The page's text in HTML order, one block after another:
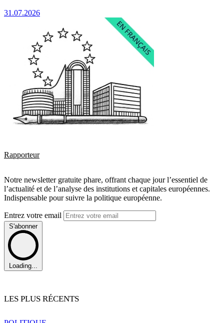
31.07.2026
Rapporteur
Notre newsletter gratuite phare, offrant chaque jour l’essentiel de
l’actualité et de l’analyse des institutions et capitales européennes.
Indispensable pour suivre la politique européenne.
Entrez votre email
S'abonner
Loading...
LES PLUS RÉCENTS